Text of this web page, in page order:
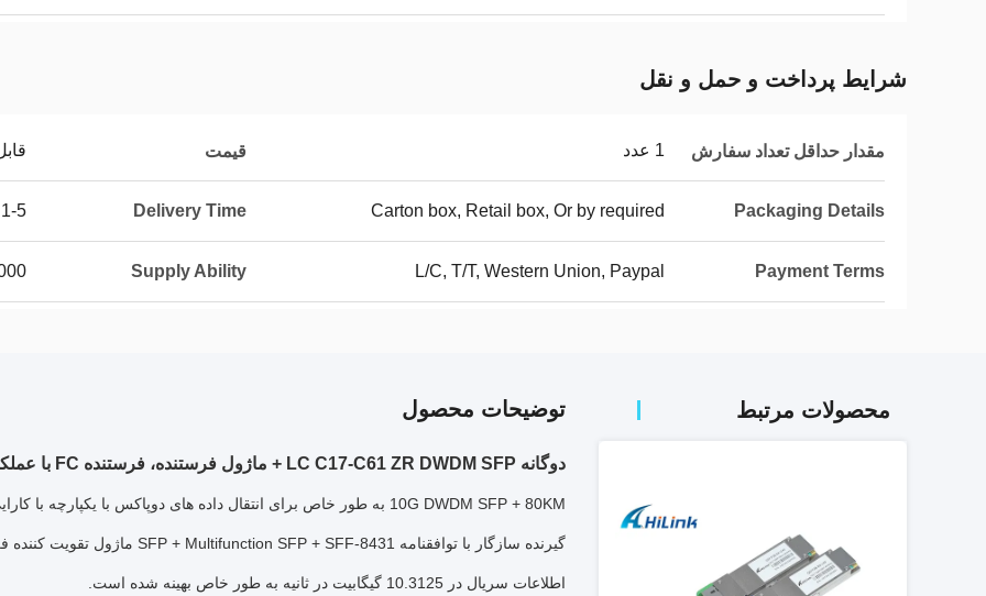
شرایط پرداخت و حمل و نقل
مقدار حداقل تعداد سفارش 1 عدد قیمت
Packaging Details
Carton box, Retail box, Or by required
Delivery Time
1-5 working days.
Payment Terms
L/C, T/T, Western Union, Paypal
Supply Ability
per Week
محصولات مرتبط توضیحات محصول
دوگانه LC C17-C61 ZR DWDM SFP + ماژول فرستنده، فرستنده FC با عملکرد DDM
10G DWDM SFP + 80KM به طور خاص برای انتقال داده های دوپاکس با یکپارچه با کارایی بالا در فیبر نوری تک حالت طراحی شده است.
گیرنده سازگار با توافقنامه SFP + Multifunction SFP + SFF-8431 ماژول تقویت کننده فرم کوچک پیشرفته است.
اطلاعات سریال در 10.3125 گیگابیت در ثانیه به طور خاص بهینه شده است.